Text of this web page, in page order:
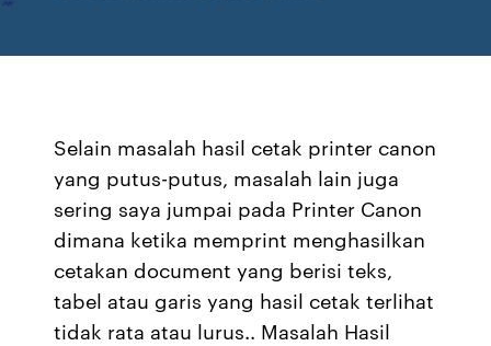
Selain masalah hasil cetak printer canon
yang putus-putus, masalah lain juga
sering saya jumpai pada Printer Canon
dimana ketika memprint menghasilkan
cetakan document yang berisi teks,
tabel atau garis yang hasil cetak terlihat
tidak rata atau lurus.. Masalah Hasil